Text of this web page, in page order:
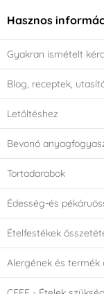
Hasznos
Gyakran ismételt
Blog, receptek,
Letöltéshez
Bevonó
Tortadarabok
Édesség-és
Ételfestékek
Alergének és termék